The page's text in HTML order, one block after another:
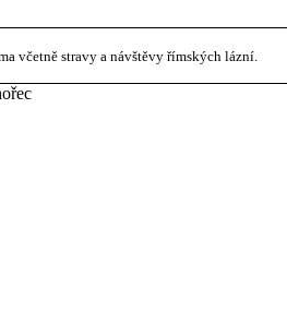
včetně stravy a návštěvy římských lázní.